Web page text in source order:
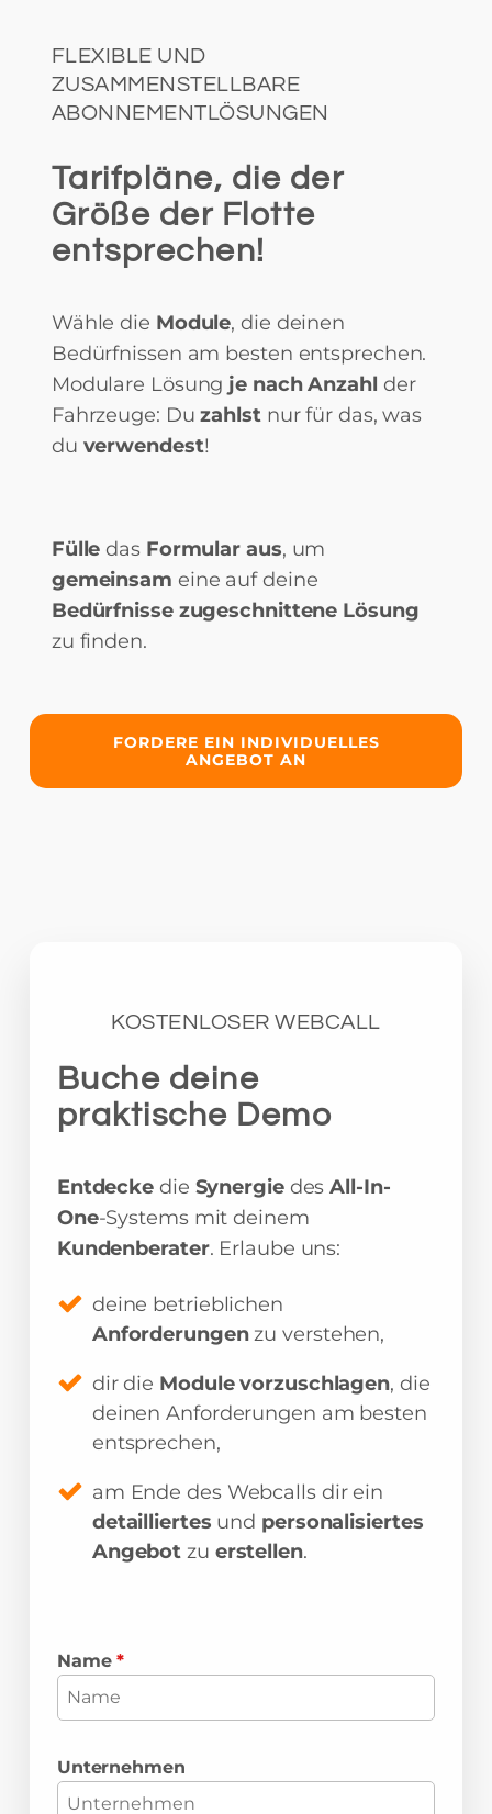
FLEXIBLE UND
ZUSAMMENSTELLBARE
ABONNEMENTLÖSUNGEN
Tarifpläne, die der
Größe der Flotte
entsprechen!
Wähle die Module, die deinen
Bedürfnissen am besten entsprechen.
Modulare Lösung je nach Anzahl der
Fahrzeuge: Duzahlst nur für das, was
du verwendest!
Fülledas Formular aus, um
gemeinsam eine auf deine
Bedürfnisse zugeschnittene Lösung
zu finden.
FORDERE EIN INDIVIDUELLES
ANGEBOT AN
KOSTENLOSER WEBCALL
Buche deine
praktische Demo
Entdecke die SynergiedesAll-In-
One-Systems mit deinem
Kundenberater. Erlaube uns:
deine betrieblichen
Anforderungenzu verstehen,
dir die Module vorzuschlagen, die
deinen Anforderungen am besten
entsprechen,
am Ende des Webcalls dir ein
detailliertes und personalisiertes
Angebot zu erstellen.
Name*
Unternehmen